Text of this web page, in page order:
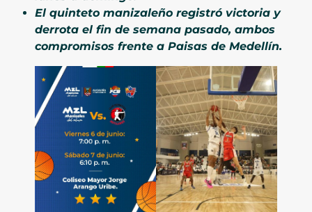
El quinteto manizaleño registró victoria y
derrota el fin de semana pasado, ambos
compromisos frente a Paisas de Medellín.